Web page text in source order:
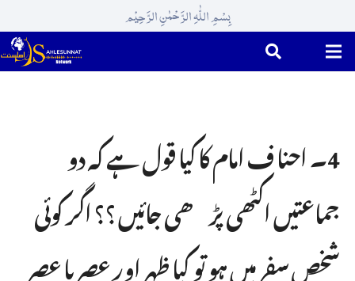
بِسْمِ اللّٰہِ الرَّحْمٰنِ الرَّحِیْم
4۔ احنا ف امام کا کیا قول ہے کہ دو
جماعتیں اکٹھی پڑھی جائیں ؟؟ اگر کوئی
شخص سفر میں ہو تو کیا ظہر اور عصر یا عصر